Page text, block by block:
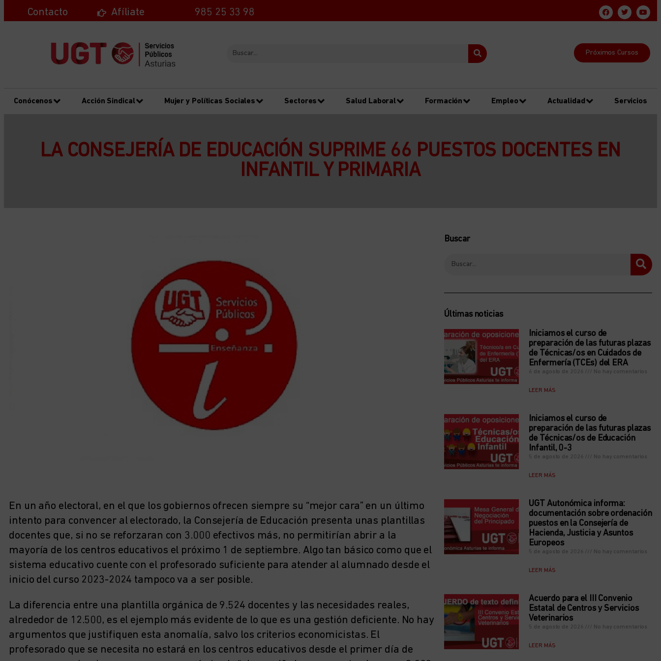
Contacto Afíliate 985 25 33 98
Próximos Cursos
Conócenos Acción Sindical Mujer y Políticas Sociales Sectores Salud Laboral Formación Empleo Actualidad Servicios
LA CONSEJERÍA DE EDUCACIÓN SUPRIME 66 PUESTOS DOCENTES EN
INFANTIL Y PRIMARIA
En un año electoral, en el que los gobiernos ofrecen siempre su “mejor cara” en un último
intento para convencer al electorado, la Consejería de Educación presenta unas plantillas
docentes que, si no se reforzaran con 3.000 efectivos más, no permitirían abrir a la
mayoría de los centros educativos el próximo 1 de septiembre. Algo tan básico como que el
sistema educativo cuente con el profesorado suficiente para atender al alumnado desde el
inicio del curso 2023-2024 tampoco va a ser posible.
La diferencia entre una plantilla orgánica de 9.524 docentes y las necesidades reales,
alrededor de 12.500, es el ejemplo más evidente de lo que es una gestión deficiente. No hay
argumentos que justifiquen esta anomalía, salvo los criterios economicistas. El
profesorado que se necesita no estará en los centros educativos desde el primer día de
Buscar
Últimas noticias
Iniciamos el curso de
preparación de las futuras plazas
de Técnicas/os en Cuidados de
Enfermería (TCEs) del ERA
6 de agosto de 2026 No hay comentarios
LEER MÁS
Iniciamos el curso de
preparación de las futuras plazas
de Técnicas/os de Educación
Infantil, 0-3
5 de agosto de 2026 No hay comentarios
LEER MÁS
UGT Autonómica informa:
documentación sobre ordenación
puestos en la Consejería de
Hacienda, Justicia y Asuntos
Europeos
5 de agosto de 2026 No hay comentarios
LEER MÁS
Acuerdo para el III Convenio
Estatal de Centros y Servicios
Veterinarios
5 de agosto de 2026 No hay comentarios
LEER MÁS